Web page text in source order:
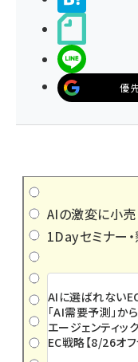
優
AIの激変に小売
1Dayセミナー
AIに選ばれない
「AI需要予測」か
エージェンティッ
EC戦略【8/26オフ